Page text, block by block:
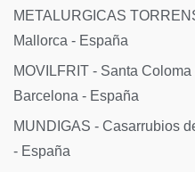
METALURGICAS
Mallorca - España
MOVILFRIT - Santa
Barcelona - España
MUNDIGAS - Casarrubios
- España